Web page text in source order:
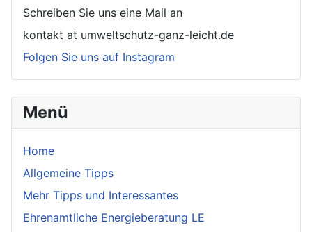
Schreiben Sie uns eine Mail an
kontakt at umweltschutz-ganz-leicht.de
Folgen Sie uns auf Instagram
Menü
Home
Allgemeine Tipps
Mehr Tipps und Interessantes
Ehrenamtliche Energieberatung LE